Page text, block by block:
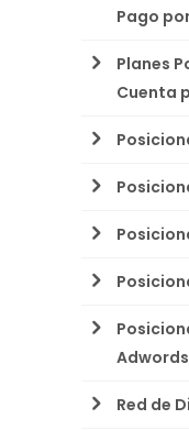
Pago
Planes
Cuenta
Adwords
Red de